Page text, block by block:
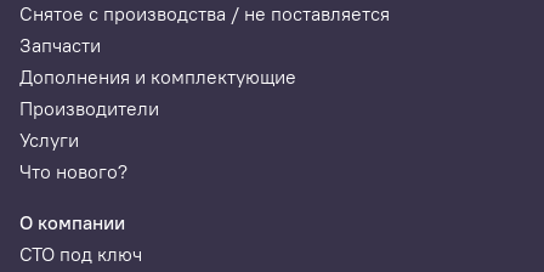
Снятое с производства / не поставляется
Запчасти
Дополнения и комплектующие
Производители
Услуги
Что нового?
О компании
СТО под ключ